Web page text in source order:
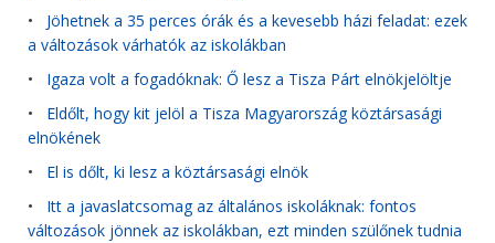
• Jöhetnek a 35 perces órák és a kevesebb házi feladat: ezek
a változások várhatók az iskolákban
• Igaza volt a fogadóknak: Ő lesz a Tisza Párt elnökjelöltje
• Eldőlt, hogy kit jelöl a Tisza Magyarország köztársasági
elnökének
• El is dőlt, ki lesz a köztársasági elnök
• Itt a javaslatcsomag az általános iskoláknak: fontos
változások jönnek az iskolákban, ezt minden szülőnek tudnia